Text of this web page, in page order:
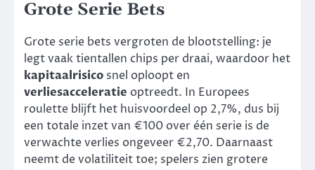
Grote Serie Bets
Grote serie bets vergroten de blootstelling: je
legt vaak tientallen chips per draai, waardoor het
kapitaalrisico snel oploopt en
verliesacceleratie optreedt. In Europees
roulette blijft het huisvoordeel op 2,7%, dus bij
een totale inzet van €100 over één serie is de
verwachte verlies ongeveer €2,70. Daarnaast
neemt de volatiliteit toe; spelers zien grotere